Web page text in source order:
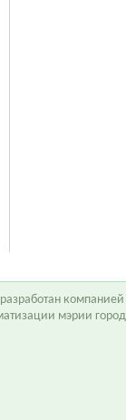
компанией
мэрии